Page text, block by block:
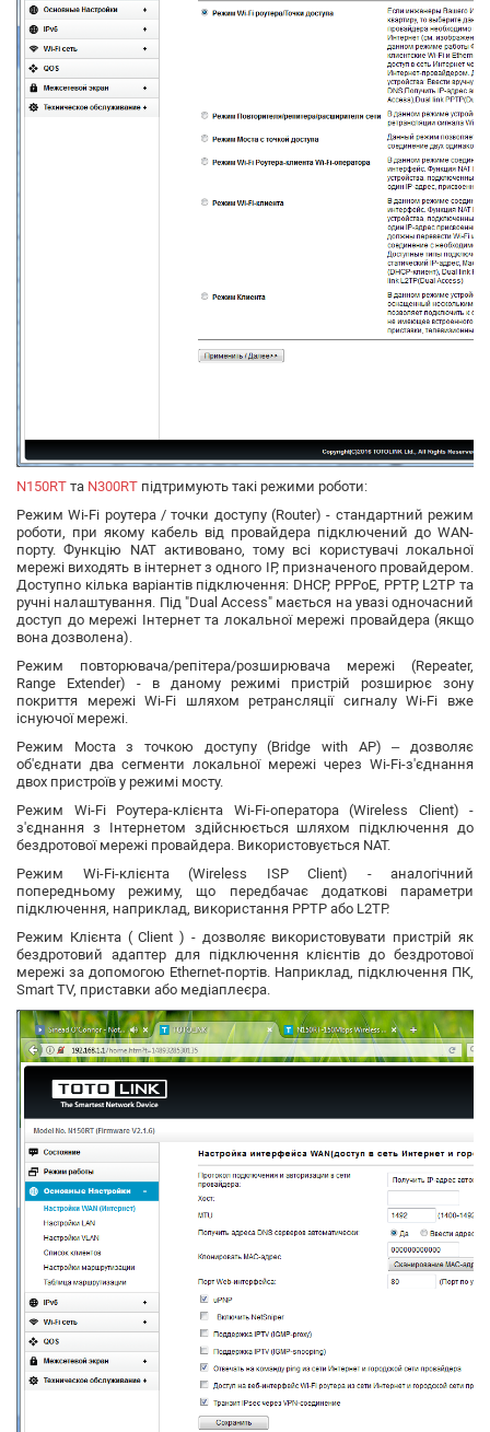
N150RT та N300RT підтримують такі режими роботи:
Режим Wi-Fi роутера / точки доступу (Router) - стандартний режим
роботи, при якому кабель від провайдера підключений до WAN-
порту. Функцію NAT активовано, тому всі користувачі локальної
мережі виходять в інтернет з одного IP, призначеного провайдером.
Доступно кілька варіантів підключення: DHCP, PPPoE, PPTP, L2TP та
ручні налаштування. Під "Dual Access" мається на увазі одночасний
доступ до мережі Інтернет та локальної мережі провайдера (якщо
вона дозволена).
Режим повторювача/репітера/розширювача мережі (Repeater,
Range Extender) - в даному режимі пристрій розширює зону
покриття мережі Wi-Fi шляхом ретрансляції сигналу Wi-Fi вже
існуючої мережі.
Режим Моста з точкою доступу (Bridge with AP) – дозволяє
об'єднати два сегменти локальної мережі через Wi-Fi-з'єднання
двох пристроїв у режимі мосту.
Режим Wi-Fi Роутера-клієнта Wi-Fi-оператора (Wireless Client) -
з'єднання з Інтернетом здійснюється шляхом підключення до
бездротової мережі провайдера. Використовується NAT.
Режим Wi-Fi-клієнта
(Wireless ISP Client) - аналогічний
попередньому режиму, що передбачає додаткові параметри
підключення, наприклад, використання PPTP або L2TP.
Режим Клієнта ( Client ) - дозволяє використовувати пристрій як
бездротовий адаптер для підключення клієнтів до бездротової
мережі за допомогою Ethernet-портів. Наприклад, підключення ПК,
Smart TV, приставки або медіаплеєра.